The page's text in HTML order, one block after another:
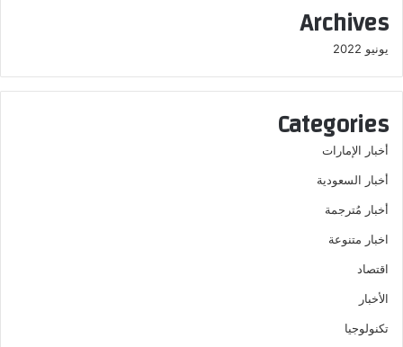
Archives
يونيو 2022
Categories
أخبار الإمارات
أخبار السعودية
أخبار مُترجمة
اخبار متنوعة
اقتصاد
الأخبار
تكنولوجيا